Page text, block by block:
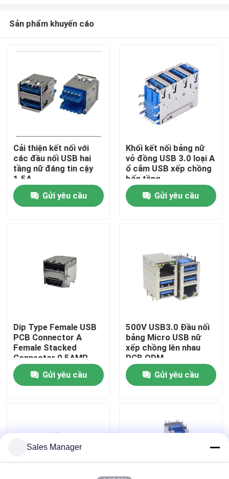
Trang chủ
Tham quan nhà máy
Liên hệ chúng tôi
Yêu cầu báo giá
Sản phẩm khuyến cáo
Cải thiện kết nối với
các đầu nối USB hai
tầng nữ đáng tin cậy
1.5A
Gửi yêu cầu
Khối kết nối bảng nữ
vỏ đồng USB 3.0 loại A
ổ cắm USB xếp chồng
bốn tầng
Gửi yêu cầu
Dip Type Female USB
PCB Connector A
Female Stacked
Connector 0,5AMP
Gửi yêu cầu
500V USB3.0 Đầu nối
bảng Micro USB nữ
xếp chồng lên nhau
PCB ODM
Gửi yêu cầu
Sales Manager